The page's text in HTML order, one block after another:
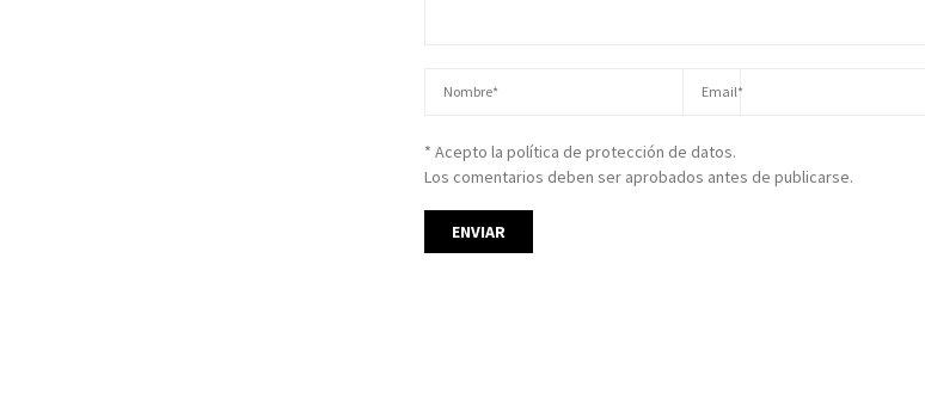
* Acepto la política de protección de datos.
Los comentarios deben ser aprobados antes de publicarse.